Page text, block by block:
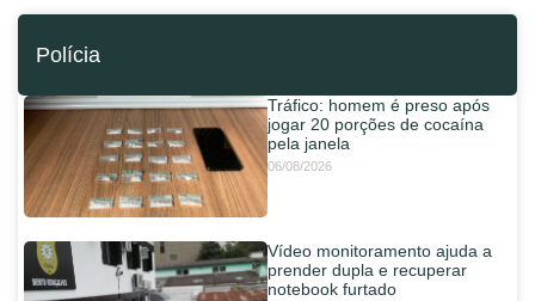
Polícia
Tráfico: homem é preso após
jogar 20 porções de cocaína
pela janela
06/08/2026
Vídeo monitoramento ajuda a
prender dupla e recuperar
notebook furtado